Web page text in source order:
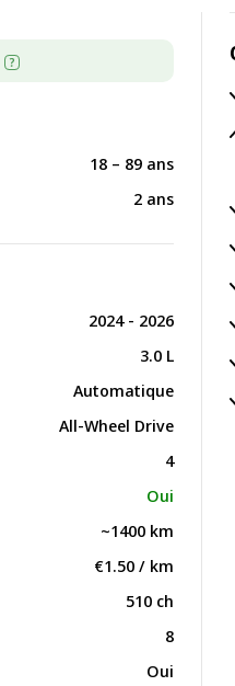
18 – 89 ans
2 ans
2024 - 2026
3.0 L
Automatique
All-Wheel Drive
4
Oui
~1400 km
€1.50 / km
510 ch
8
Oui